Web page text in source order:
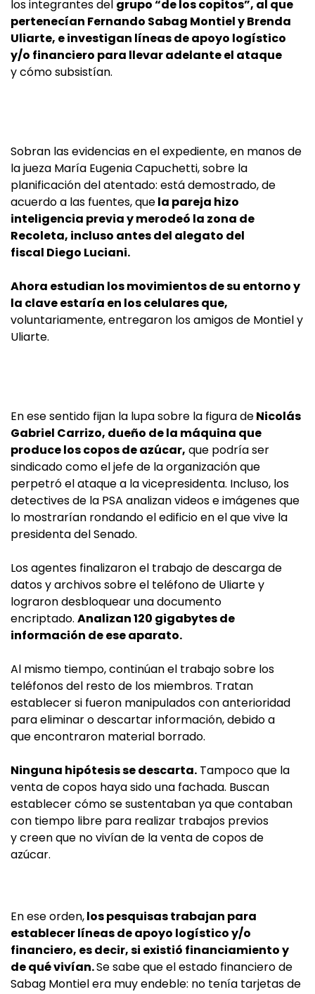
los integrantes del grupo “de los copitos”, al que
pertenecían Fernando Sabag Montiel y Brenda
Uliarte, e investigan líneas de apoyo logístico
y/o financiero para llevar adelante el ataque
y cómo subsistían.
Sobran las evidencias en el expediente, en manos de
la jueza María Eugenia Capuchetti, sobre la
planificación del atentado: está demostrado, de
acuerdo a las fuentes, quela pareja hizo
inteligencia previa y merodeó la zona de
Recoleta, incluso antes del alegato del
fiscal Diego Luciani.
Ahora estudian los movimientos de su entorno y
la clave estaría en los celulares que,
voluntariamente, entregaron los amigos de Montiel y
Uliarte.
En ese sentido fijan la lupa sobre la figura deNicolás
Gabriel Carrizo, dueño de la máquina que
produce los copos de azúcar, que podría ser
sindicado como el jefe de la organización que
perpetró el ataque a la vicepresidenta. Incluso, los
detectives de la PSA analizan videos e imágenes que
lo mostrarían rondando el edificio en el que vive la
presidenta del Senado.
Los agentes finalizaron el trabajo de descarga de
datos y archivos sobre el teléfono de Uliarte y
lograron desbloquear una documento
encriptado. Analizan 120 gigabytes de
información de ese aparato.
Al mismo tiempo, continúan el trabajo sobre los
teléfonos del resto de los miembros. Tratan
establecer si fueron manipulados con anterioridad
para eliminar o descartar información, debido a
que encontraron material borrado.
Ninguna hipótesis se descarta. Tampoco que la
venta de copos haya sido una fachada. Buscan
establecer cómo se sustentaban ya que contaban
con tiempo libre para realizar trabajos previos
y creen que no vivían de la venta de copos de
azúcar.
En ese orden,los pesquisas trabajan para
establecer líneas de apoyo logístico y/o
financiero, es decir, si existió financiamiento y
de qué vivían.Se sabe que el estado financiero de
Sabag Montiel era muy endeble: no tenía tarjetas de